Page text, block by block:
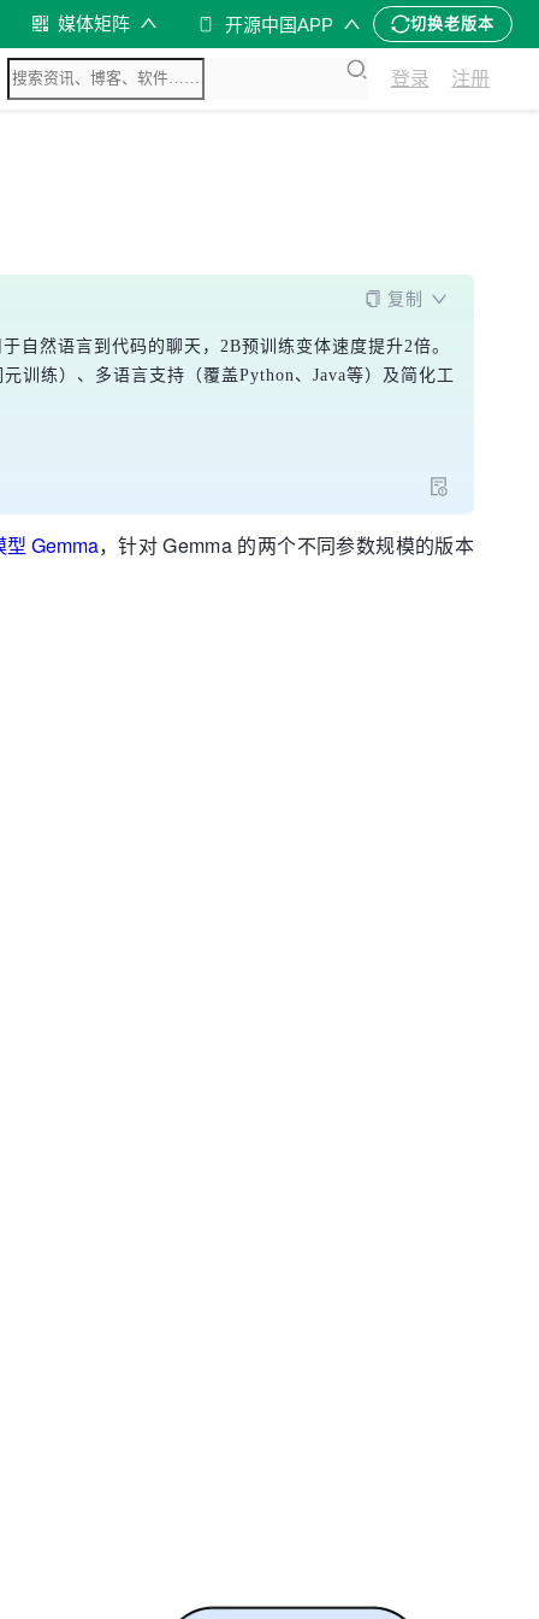
媒体矩阵 开源中国APP 切换老版本
登录 注册
复制
自然语言到代码的聊天，2B预训练变体速度提升2倍。
训练）、多语言支持（覆盖Python、Java等）及简化工
Gemma，针对 Gemma 的两个不同参数规模的版本